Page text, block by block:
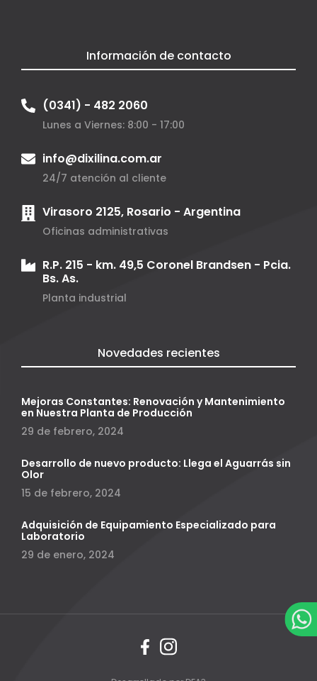
Información de contacto
(0341) - 482 2060
Lunes a Viernes: 8:00 - 17:00
info@dixilina.com.ar
24/7 atención al cliente
Virasoro 2125, Rosario - Argentina
Oficinas administrativas
R.P. 215 - km. 49,5 Coronel Brandsen - Pcia.
Bs. As.
Planta industrial
Novedades recientes
Mejoras Constantes: Renovación y Mantenimiento
en Nuestra Planta de Producción
29 de febrero, 2024
Desarrollo de nuevo producto: Llega el Aguarrás sin
Olor
15 de febrero, 2024
Adquisición de Equipamiento Especializado para
Laboratorio
29 de enero, 2024